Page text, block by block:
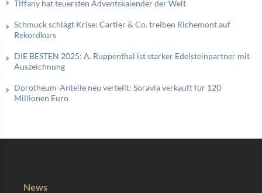
Tiffany hat teuersten Adventskalender der Welt
Schmuck schlägt Krise: Cartier & Co. treiben Richemont auf
Rekordkurs
DIE BESTEN 2025: A. Ruppenthal ist starker Edelsteinpartner mit
Auszeichnung
Dorotheum-Anteile neu verteilt: Soravia verkauft für 120
Millionen Euro
News